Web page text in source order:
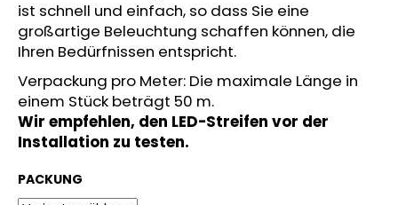
ist schnell und einfach, so dass Sie eine
großartige Beleuchtung schaffen können, die
Ihren Bedürfnissen entspricht.
Verpackung pro Meter: Die maximale Länge in
einem Stück beträgt 50 m.
Wir empfehlen, den LED-Streifen vor der
Installation zu testen.
PACKUNG
e
n